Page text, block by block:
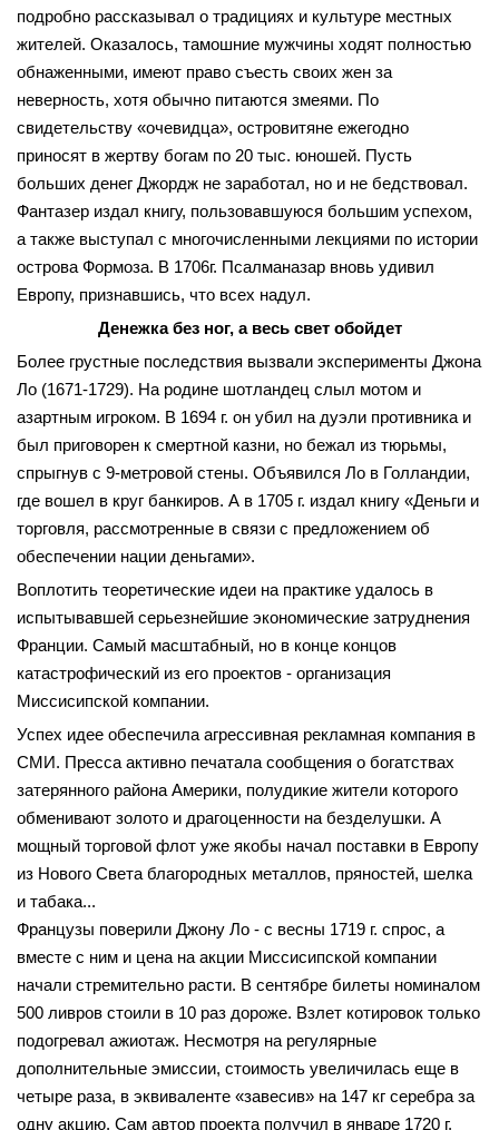
подробно рассказывал о традициях и культуре местных
жителей. Оказалось, тамошние мужчины ходят полностью
обнаженными, имеют право съесть своих жен за
неверность, хотя обычно питаются змеями. По
свидетельству «очевидца», островитяне ежегодно
приносят в жертву богам по 20 тыс. юношей. Пусть
больших денег Джордж не заработал, но и не бедствовал.
Фантазер издал книгу, пользовавшуюся большим успехом,
а также выступал с многочисленными лекциями по истории
острова Формоза. В 1706г. Псалманазар вновь удивил
Европу, признавшись, что всех надул.
Денежка без ног, а весь свет обойдет
Более грустные последствия вызвали эксперименты Джона
Ло (1671-1729). На родине шотландец слыл мотом и
азартным игроком. В 1694 г. он убил на дуэли противника и
был приговорен к смертной казни, но бежал из тюрьмы,
спрыгнув с 9-метровой стены. Объявился Ло в Голландии,
где вошел в круг банкиров. А в 1705 г. издал книгу «Деньги и
торговля, рассмотренные в связи с предложением об
обеспечении нации деньгами».
Воплотить теоретические идеи на практике удалось в
испытывавшей серьезнейшие экономические затруднения
Франции. Самый масштабный, но в конце концов
катастрофический из его проектов - организация
Миссисипской компании.
Успех идее обеспечила агрессивная рекламная компания в
СМИ. Пресса активно печатала сообщения о богатствах
затерянного района Америки, полудикие жители которого
обменивают золото и драгоценности на безделушки. А
мощный торговой флот уже якобы начал поставки в Европу
из Нового Света благородных металлов, пряностей, шелка
и табака...
Французы поверили Джону Ло - с весны 1719 г. спрос, а
вместе с ним и цена на акции Миссисипской компании
начали стремительно расти. В сентябре билеты номиналом
500 ливров стоили в 10 раз дороже. Взлет котировок только
подогревал ажиотаж. Несмотря на регулярные
дополнительные эмиссии, стоимость увеличилась еще в
четыре раза, в эквиваленте «завесив» на 147 кг серебра за
одну акцию. Сам автор проекта получил в январе 1720 г.